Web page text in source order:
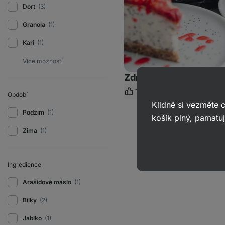
Dort (3)
Granola (1)
Kari (1)
Období
Podzim (1)
Zima (1)
Ingredience
Arašídové máslo (1)
Bílky (2)
Jablko (1)
Zdravý makový
129
Klidně si vezměte
košík plný,